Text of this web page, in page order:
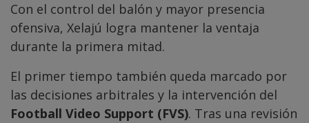
Con el control del balón y mayor presencia
ofensiva, Xelajú logra mantener la ventaja
durante la primera mitad.
El primer tiempo también queda marcado por
las decisiones arbitrales y la intervención del
Football Video Support (FVS). Tras una revisión